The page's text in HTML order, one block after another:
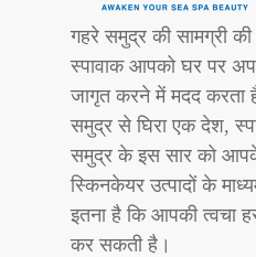
गहरे समुद्र की सामग्री
स्पावाक आपको घर पर
जागृत करने में मदद
समुद्र से घिरा एक देश,
समुद्र के इस सार को
स्किनकेयर उत्पादों के
इतना है कि आपकी त्वचा
कर सकती है।